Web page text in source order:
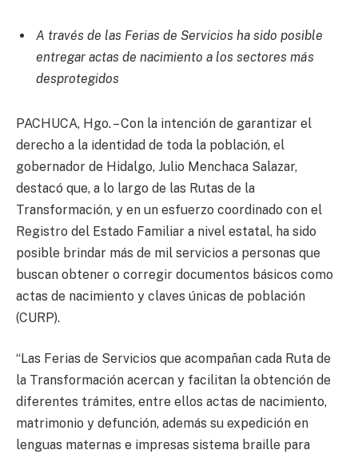
A través de las Ferias de Servicios ha sido posible
entregar actas de nacimiento a los sectores más
desprotegidos
PACHUCA, Hgo. – Con la intención de garantizar el
derecho a la identidad de toda la población, el
gobernador de Hidalgo, Julio Menchaca Salazar,
destacó que, a lo largo de las Rutas de la
Transformación, y en un esfuerzo coordinado con el
Registro del Estado Familiar a nivel estatal, ha sido
posible brindar más de mil servicios a personas que
buscan obtener o corregir documentos básicos como
actas de nacimiento y claves únicas de población
(CURP).
“Las Ferias de Servicios que acompañan cada Ruta de
la Transformación acercan y facilitan la obtención de
diferentes trámites, entre ellos actas de nacimiento,
matrimonio y defunción, además su expedición en
lenguas maternas e impresas sistema braille para